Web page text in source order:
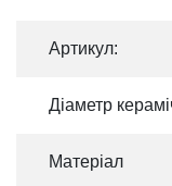
Артикул:
Діаметр
Матеріал